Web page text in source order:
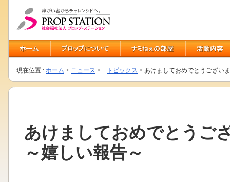
現在位置 : ホーム > ニュース > トピックス > あけましておめでとうござい
あけましておめでとうご
～嬉しい報告～